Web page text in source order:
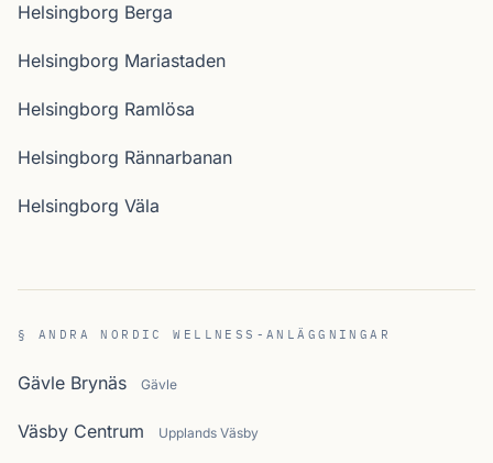
Helsingborg Berga
Helsingborg Mariastaden
Helsingborg Ramlösa
Helsingborg Rännarbanan
Helsingborg Väla
§ ANDRA NORDIC WELLNESS-ANLÄGGNINGAR
Gävle Brynäs Gävle
Väsby Centrum Upplands Väsby